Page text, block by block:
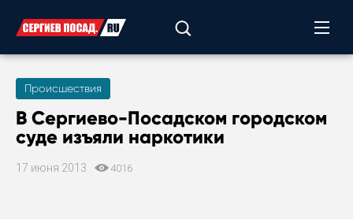
Происшествия
В Сергиево-Посадском городском
суде изъяли наркотики
17 июня 2013 4016